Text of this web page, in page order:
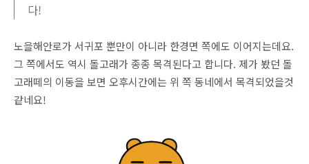
다!
노을해안로가 서귀포 뿐만이 아니라 한경면 쪽에도 이어지는데요.
그 쪽에서도 역시 돌고래가 종종 목격된다고 합니다. 제가 봤던 돌
고래떼의 이동을 보면 오후시간에는 위 쪽 동네에서 목격되었을것
같네요!